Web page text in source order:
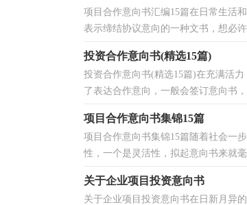
项目合作意向书汇编15篇在日常生活
表示缔结协议意向的一种文书，想必
投资合作意向书(精选15篇)
投资合作意向书(精选15篇)在充满活
了表达合作意向，一般会签订意向书
项目合作意向书集锦15篇
项目合作意向书集锦15篇随着社会一
性，一个是灵活性，拟起意向书来就
关于企业项目投资意向书
关于企业项目投资意向书在日新月异